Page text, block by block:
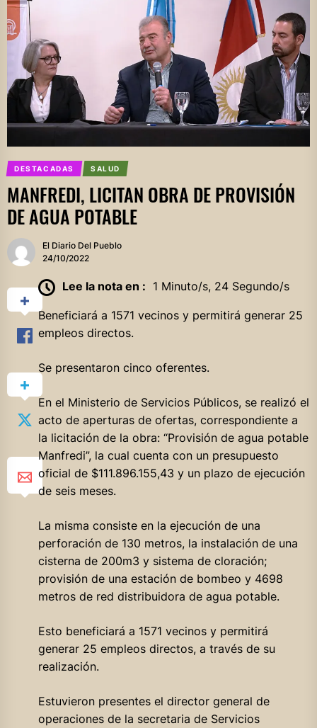
DESTACADAS SALUD
MANFREDI, LICITAN OBRA DE PROVISIÓN
DE AGUA POTABLE
El Diario Del Pueblo
24/10/2022
Lee la nota en : 1 Minuto/s, 24 Segundo/s
Beneficiará a 1571 vecinos y permitirá generar 25
empleos directos.
Se presentaron cinco oferentes.
En el Ministerio de Servicios Públicos, se realizó el
acto de aperturas de ofertas, correspondiente a
la licitación de la obra: “Provisión de agua potable
Manfredi”, la cual cuenta con un presupuesto
oficial de $111.896.155,43 y un plazo de ejecución
de seis meses.
La misma consiste en la ejecución de una
perforación de 130 metros, la instalación de una
cisterna de 200m3 y sistema de cloración;
provisión de una estación de bombeo y 4698
metros de red distribuidora de agua potable.
Esto beneficiará a 1571 vecinos y permitirá
generar 25 empleos directos, a través de su
realización.
Estuvieron presentes el director general de
operaciones de la secretaria de Servicios